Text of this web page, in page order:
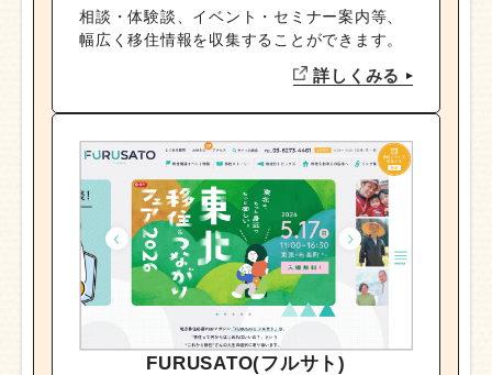
相談・体験談、イベント・セミナー案内等、
幅広く移住情報を収集することができます。
詳しくみる
FURUSATO(フルサト)